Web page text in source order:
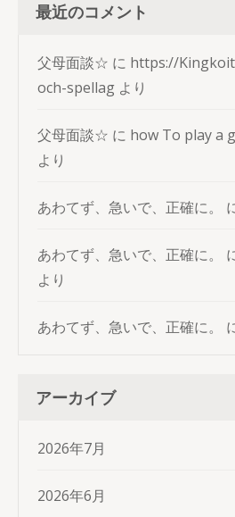
最近のコメント
父母面談☆ に https://
och-spellag より
父母面談☆ に how To play a
より
あわてず、急いで、正確に。
あわてず、急いで、正確に。
より
あわてず、急いで、正確に。
アーカイブ
2026年7月
2026年6月